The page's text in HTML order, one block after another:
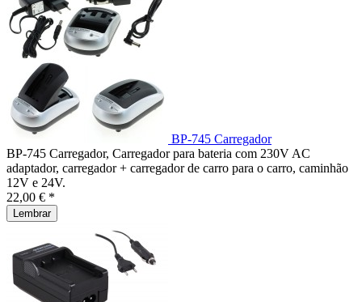
BP-745 Carregador
BP-745 Carregador, Carregador para bateria com 230V AC
adaptador, carregador + carregador de carro para o carro, caminhão
12V e 24V.
22,00 € *
Lembrar